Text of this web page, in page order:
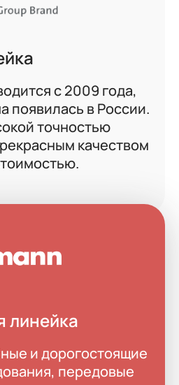
с 2009 года,
появилась в России.
точностью
качеством
линейка
и дорогостоящие
передовые